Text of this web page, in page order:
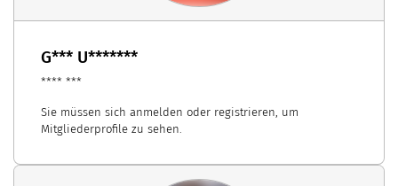
G*** U*******
**** ***
Sie müssen sich anmelden oder registrieren, um
Mitgliederprofile zu sehen.